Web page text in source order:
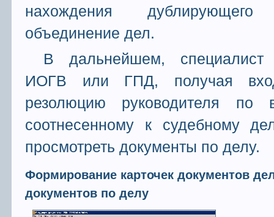
нахождения
объединение дел.
В дальнейшем, специалист
ИОГВ или ГПД, получая
резолюцию руководителя по
соотнесенному к судебному
просмотреть документы по делу.
Формирование карточек документов
документов по делу